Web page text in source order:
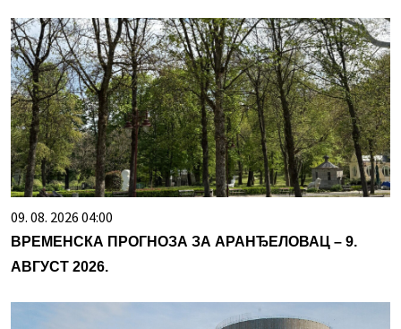
09. 08. 2026 04:00
ВРЕМЕНСКА ПРОГНОЗА ЗА АРАНЂЕЛОВАЦ – 9.
АВГУСТ 2026.